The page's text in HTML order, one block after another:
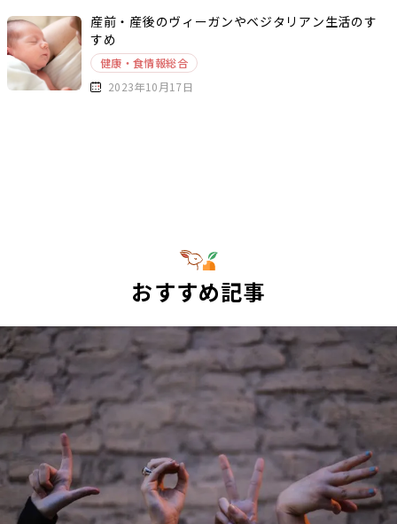
産前・産後のヴィーガンやベジタリアン生活のす
すめ
健康・食情報総合
2023年10月17日
おすすめ記事